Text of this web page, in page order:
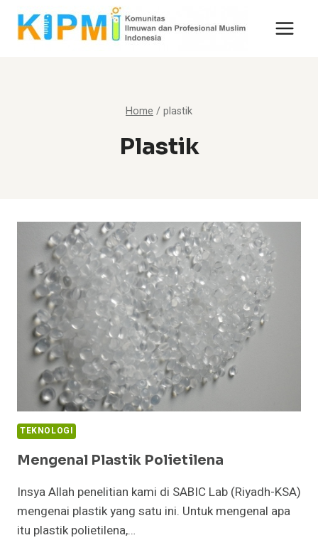
Skip
Home /plastik
Plastik
TEKNOLOGI
Mengenal Plastik Polietilena
Insya Allah penelitian kami di SABIC Lab (Riyadh-KSA)
mengenai plastik yang satu ini. Untuk mengenal apa
itu plastik polietilena,…